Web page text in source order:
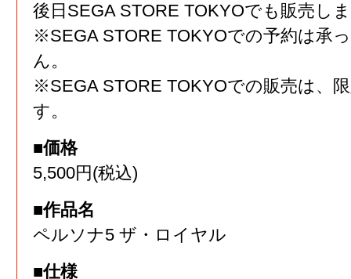
後日SEGA STORE TOKYOでも販売し
※SEGA STORE TOKYOでの予約は承
ん。
※SEGA STORE TOKYOでの販売は、
す。
■価格
5,500円(税込)
■作品名
ペルソナ5 ザ・ロイヤル
■仕様